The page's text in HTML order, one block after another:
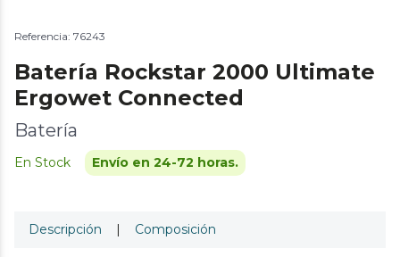
Referencia: 76243
Batería Rockstar 2000 Ultimate
Ergowet Connected
Batería
En Stock Envío en 24-72 horas.
Descripción | Composición